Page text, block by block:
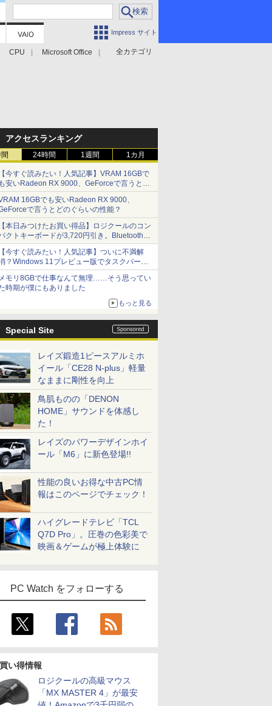
Impress サイト
全カテゴリ
CPU Microsoft Office
アクセスランキング
24時間 1週間 1カ月
今すぐ読みたい！人気記事】VRAM 16GBで
安いRadeon RX 9000、GeForceで言うとど
ぐらいの性能？ - PC Watch
16GBでも安いRadeon RX 9000、
で言うとどのぐらいの性能？
本日みつけたお買い得品】ロジクールのコン
クトキーボードが3,720円引き。Bluetoothで3
接続対応
今すぐ読みたい！人気記事】ついに不満解
？Windows 11プレビュー版でタスクバーの
置変更を徹底検証 - PC Watch
モリ8GBで仕事なんて無理……そう思ってい
時期が僕にもありました
もっと見る
Special Site
レイズ鍛造1ピースアルミホ
イール「CE28 N-plus」軽量
なままに剛性を向上
鳥肌ものの「DENON
HOME」サウンドを体感し
た！
レイズのパワーデザインホイ
ール「M6」に新色登場!!
性能の良いお得な中古PC情
報はこのページでチェック！
ハイグレードテレビ「TCL
Q7D Pro」。圧巻の色彩美で
映画＆ゲームが極上体験に
PC Watch をフォローする
い得情報
ロジクールの高級マウス
「MX MASTER 4」が最安